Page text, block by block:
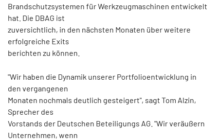
Brandschutzsystemen für Werkzeugmaschinen entwickelt
hat. Die DBAG ist
zuversichtlich, in den nächsten Monaten über weitere
erfolgreiche Exits
berichten zu können.
"Wir haben die Dynamik unserer Portfolioentwicklung in
den vergangenen
Monaten nochmals deutlich gesteigert", sagt Tom Alzin,
Sprecher des
Vorstands der Deutschen Beteiligungs AG. "Wir veräußern
Unternehmen, wenn